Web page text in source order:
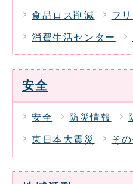
食品ロス削減 フ
消費生活センター
安全
安全 防災情報
東日本大震災 そ